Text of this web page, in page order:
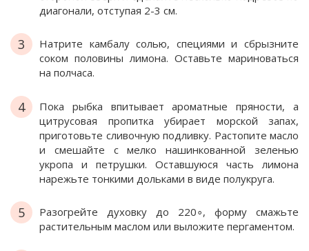
диагонали, отступая 2-3 см.
3
Натрите камбалу солью, специями и сбрызните
соком половины лимона. Оставьте мариноваться
на полчаса.
4
Пока рыбка впитывает ароматные пряности, а
цитрусовая пропитка убирает морской запах,
приготовьте сливочную подливку. Растопите масло
и смешайте с мелко нашинкованной зеленью
укропа и петрушки. Оставшуюся часть лимона
нарежьте тонкими дольками в виде полукруга.
5
Разогрейте духовку до 220∘, форму смажьте
растительным маслом или выложите пергаментом.